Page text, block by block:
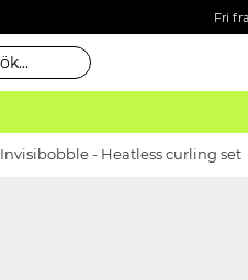
Fri
Invisibobble - Heatless curling set